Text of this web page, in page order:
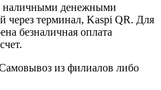
наличными денежными
через терминал, Kaspi QR. Для
безналичная оплата
из филиалов либо